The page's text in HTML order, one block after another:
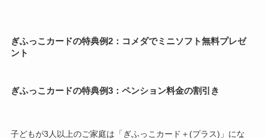
ぎふっこカードの特典例2：コメダでミニソフト無料プレゼ
ント
ぎふっこカードの特典例3：ペンション料金の割引き
子どもが3人以上のご家庭は「ぎふっこカード＋(プラス)」にな